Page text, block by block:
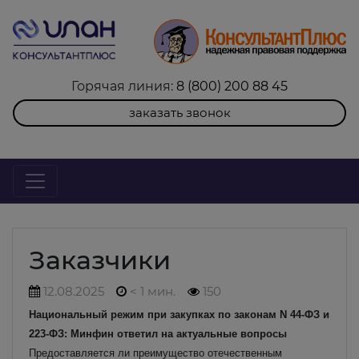
Горячая линия: 8 (800) 200 88 45
заказать звонок
Заказчики
12.08.2025 < 1 мин. 150
Национальный режим при закупках по законам N 44-ФЗ и
223-ФЗ: Минфин ответил на актуальные вопросы
Предоставляется ли преимущество отечественным